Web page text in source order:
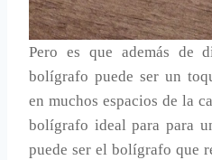
Pero es que además de
bolígrafo puede ser un
en muchos espacios de la
bolígrafo ideal para para
puede ser el bolígrafo que